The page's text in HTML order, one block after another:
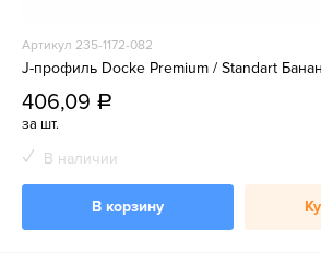
Артикул 235-1172-082
J-профиль Docke Premium / Standart Банан
406,09 a
за шт.
В наличии
В корзину